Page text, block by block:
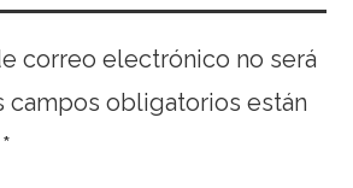
correo electrónico no será
campos obligatorios están
*